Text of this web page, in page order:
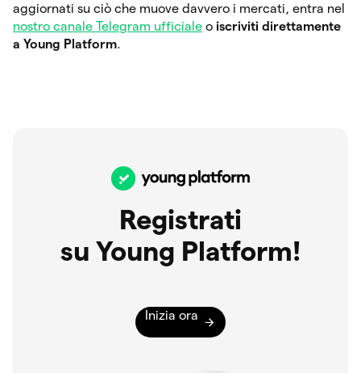
aggiornati su ciò che muove davvero i mercati, entra nel
nostro canale Telegram ufficiale o iscriviti direttamente
a Young Platform.
Registrati
su Young Platform!
Inizia ora